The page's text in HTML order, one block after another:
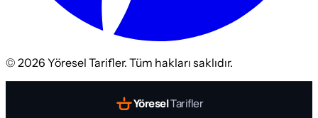
© 2026 Yöresel Tarifler. Tüm hakları saklıdır.
YöreselTarifler